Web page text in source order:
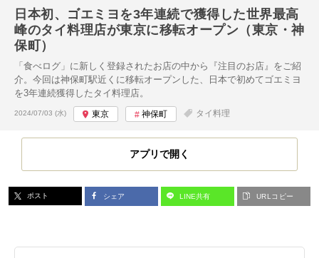
日本初、ゴエミヨを3年連続で獲得した世界最高
峰のタイ料理店が東京に移転オープン（東京・神
保町）
「食べログ」に新しく登録されたお店の中から『注目のお店』をご紹
介。今回は神保町駅近くに移転オープンした、日本で初めてゴエミヨ
を3年連続獲得したタイ料理店。
投稿日:
2024/07/03 (水) 東京 神保町 タイ料理
アプリで開く
ポスト シェア LINE共有 URLコピー